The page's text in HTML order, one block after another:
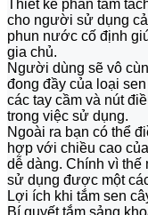
Thiết kế phần tắm
cho người sử dụng
phun nước cố định
gia chủ.
Người dùng sẽ vô
đong đầy của loại
các tay cầm và nút
trong việc sử dụng.
Ngoài ra bạn có thể
hợp với chiều cao
dễ dàng. Chính vì thế
sử dụng được một
Lợi ích khi tắm sen